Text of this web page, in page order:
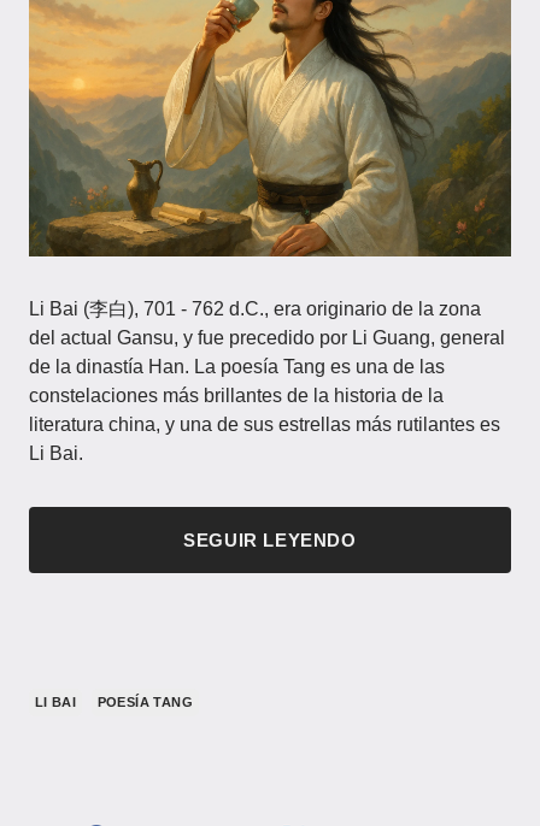
Li Bai (李白), 701 - 762 d.C., era originario de la zona
del actual Gansu, y fue precedido por Li Guang, general
de la dinastía Han. La poesía Tang es una de las
constelaciones más brillantes de la historia de la
literatura china, y una de sus estrellas más rutilantes es
Li Bai.
SEGUIR LEYENDO
LI BAI POESÍA TANG